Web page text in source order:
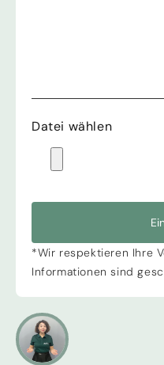
Datei wählen
*Wir respektieren Ihre
Informationen sind